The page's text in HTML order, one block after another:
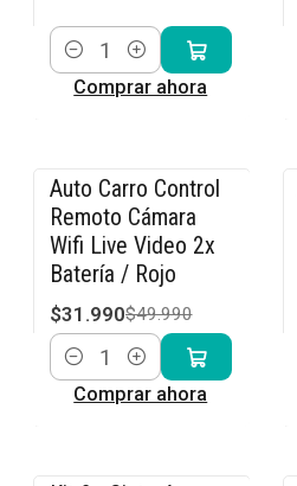
Cantidad
Comprar ahora
-36% OFF
Auto Carro Control
Remoto Cámara
Wifi Live Video 2x
Batería / Rojo
$31.990$49.990
Cantidad
Comprar ahora